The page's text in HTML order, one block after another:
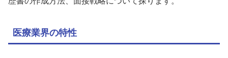
医療業界の特性